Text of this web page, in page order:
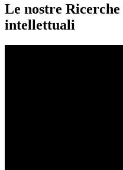
Le nostre
intellettuali